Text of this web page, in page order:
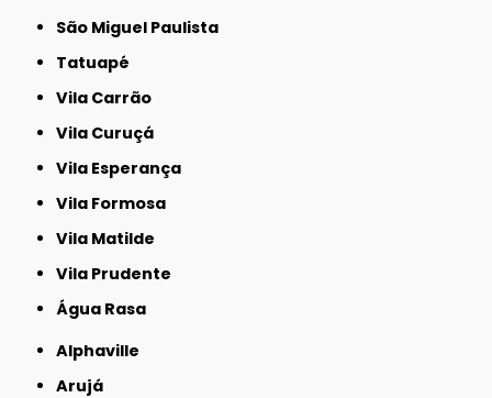
São Miguel Paulista
Tatuapé
Vila Carrão
Vila Curuçá
Vila Esperança
Vila Formosa
Vila Matilde
Vila Prudente
Água Rasa
Alphaville
Arujá